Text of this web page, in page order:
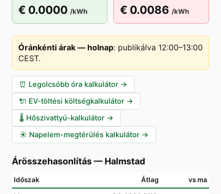
€ 0.0000 /kWh € 0.0086 /kWh
Óránkénti árak — holnap: publikálva 12:00–13:00
CEST.
⏰ Legolcsóbb óra kalkulátor →
🔌 EV-töltési költségkalkulátor →
🌡️ Hőszivattyú-kalkulátor →
☀️ Napelem-megtérülés kalkulátor →
Árösszehasonlítás— Halmstad
Időszak Átlag vs ma